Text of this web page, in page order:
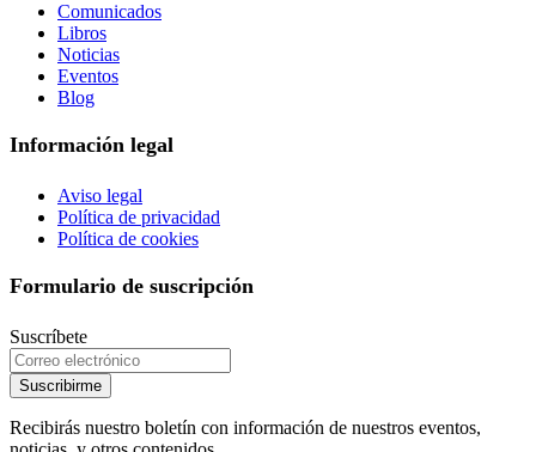
Comunicados
Libros
Noticias
Eventos
Blog
Información legal
Aviso legal
Política de privacidad
Política de cookies
Formulario de suscripción
Suscríbete
Suscribirme
Recibirás nuestro boletín con información de nuestros eventos,